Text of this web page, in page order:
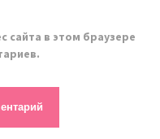
сайта в этом браузере